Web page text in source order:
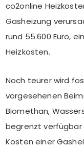
co2online
Gasheizung
rund 55.600 Euro,
Heizkosten.
Noch teurer wird
vorgesehenen
Biomethan,
begrenzt verfügbar
Kosten einer